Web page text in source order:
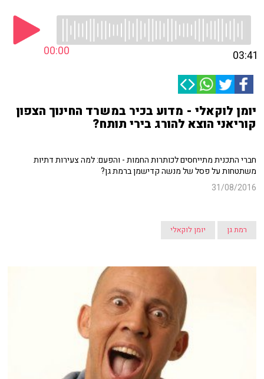
00:00 03:41
יומן לוקאלי - מדוע בכיר במשרד החינוך הצפון
קוריאני הוצא להורג בירי תותח?
חברי התכנית מתייחסים לכותרות החמות - והפעם: למה צעירות דתיות
משתטחות על פסל של מנשה קדישמן ברמת גן?
31/08/2016
רמת גן יומן לוקאלי